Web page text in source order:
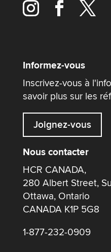
Informez-vous
Inscrivez-vous à
savoir plus sur les
Joignez-vous
Nous contacter
HCR CANADA,
280 Albert Street,
Ottawa, Ontario
CANADA K1P 5G8
1-877-232-0909